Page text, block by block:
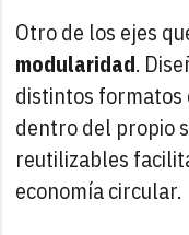
Otro de los ejes
modularidad.
distintos formatos
dentro del propio
reutilizables
economía circular.